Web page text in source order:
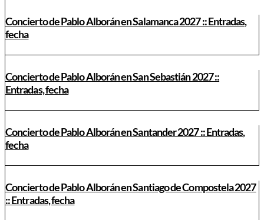
Concierto de Pablo Alborán en Salamanca 2027 :: Entradas,
fecha
Concierto de Pablo Alborán en San Sebastián 2027 ::
Entradas, fecha
Concierto de Pablo Alborán en Santander 2027 :: Entradas,
fecha
Concierto de Pablo Alborán en Santiago de Compostela 2027
:: Entradas, fecha